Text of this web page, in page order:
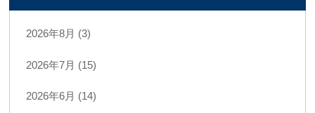
2026年8月 (3)
2026年7月 (15)
2026年6月 (14)